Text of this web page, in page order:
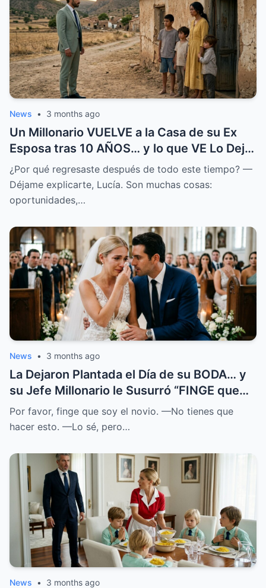
News • 3 months ago
Un Millonario VUELVE a la Casa de su Ex
Esposa tras 10 AÑOS… y lo que VE Lo Deja
en SHOCK
¿Por qué regresaste después de todo este tiempo? —
Déjame explicarte, Lucía. Son muchas cosas:
oportunidades,…
News • 3 months ago
La Dejaron Plantada el Día de su BODA… y
su Jefe Millonario le Susurró “FINGE que
SOY el NOVIO”
Por favor, finge que soy el novio. —No tienes que
hacer esto. —Lo sé, pero…
News • 3 months ago